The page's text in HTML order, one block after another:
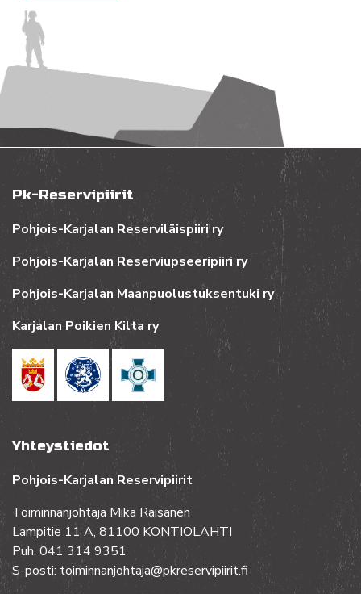
Pk-Reservipiirit
Pohjois-Karjalan Reserviläispiiri ry
Pohjois-Karjalan Reserviupseeripiiri ry
Pohjois-Karjalan Maanpuolustuksentuki ry
Karjalan Poikien Kilta ry
Yhteystiedot
Pohjois-Karjalan Reservipiirit
Toiminnanjohtaja Mika Räisänen
Lampitie 11 A, 81100 KONTIOLAHTI
Puh. 041 314 9351
S-posti: toiminnanjohtaja@pkreservipiirit.fi